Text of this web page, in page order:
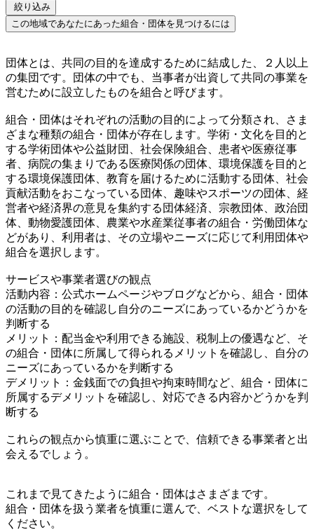
絞り込み
この地域であなたにあった組合・団体を見つけるには
団体とは、共同の目的を達成するために結成した、２人以上
の集団です。団体の中でも、当事者が出資して共同の事業を
営むために設立したものを組合と呼びます。
組合・団体はそれぞれの活動の目的によって分類され、さま
ざまな種類の組合・団体が存在します。学術・文化を目的と
する学術団体や公益財団、社会保険組合、患者や医療従事
者、病院の集まりである医療関係の団体、環境保護を目的と
する環境保護団体、教育を届けるために活動する団体、社会
貢献活動をおこなっている団体、趣味やスポーツの団体、経
営者や経済界の意見を集約する団体経済、宗教団体、政治団
体、動物愛護団体、農業や水産業従事者の組合・労働団体な
どがあり、利用者は、その立場やニーズに応じて利用団体や
組合を選択します。
サービスや事業者選びの観点
活動内容：公式ホームページやブログなどから、組合・団体
の活動の目的を確認し自分のニーズにあっているかどうかを
判断する
メリット：配当金や利用できる施設、税制上の優遇など、そ
の組合・団体に所属して得られるメリットを確認し、自分の
ニーズにあっているかを判断する
デメリット：金銭面での負担や拘束時間など、組合・団体に
所属するデメリットを確認し、対応できる内容かどうかを判
断する
これらの観点から慎重に選ぶことで、信頼できる事業者と出
会えるでしょう。
これまで見てきたように組合・団体はさまざまです。
組合・団体を扱う業者を慎重に選んで、ベストな選択をして
ください。